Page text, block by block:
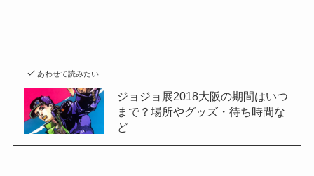
あわせて読みたい
ジョジョ展2018大阪の期間はいつ
まで？場所やグッズ・待ち時間な
ど